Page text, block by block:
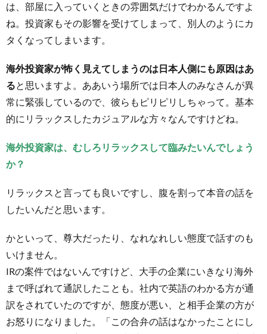
は、部屋に入っていくときの雰囲気だけでわかるんですよ
ね。投資家もその影響を受けてしまって、別人のようにカ
タくなってしまいます。
海外投資家が怖く見えてしまうのは日本人側にも原因はあ
ると思いますよ。ああいう場所では日本人のみなさんが異
常に緊張しているので、彼らもピリピリしちゃって。基本
的にリラックスしたカジュアルな方々なんですけどね。
海外投資家は、むしろリラックスして臨みたいんでしょう
か？
リラックスと言っても良いですし、腹を割って本音の話を
したいんだと思います。
かといって、尊大だったり、なれなれしい態度で話すのも
いけません。
IRの案件ではないんですけど、大手の企業にいきなり海外
まで呼ばれて通訳したことも。社内で英語のわかる方が通
訳をされていたのですが、態度が悪い、と相手企業の方が
お怒りになりました。「この合弁の話はなかったことにし